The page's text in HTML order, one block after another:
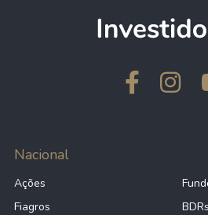
Nacional
Ações
Fiagros
BDRs